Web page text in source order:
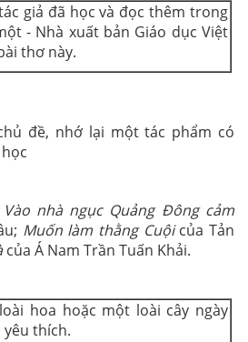
giả đã học và đọc thêm trong
- Nhà xuất bản Giáo dục Việt
thơ này.
đề, nhớ lại một tác phẩm có
Vào nhà ngục Quảng Đông cảm
Muốn làm thằng Cuộicủa Tản
của Á Nam Trần Tuấn Khải.
hoa hoặc một loài cây ngày
yêu thích.